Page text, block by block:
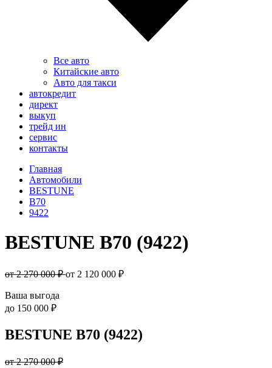
Все авто
Китайские авто
Авто для такси
автокредит
директ
выкуп
трейд ин
сервис
контакты
Главная
Автомобили
BESTUNE
B70
9422
BESTUNE B70 (9422)
от 2 270 000 ₽от 2 120 000 ₽
Ваша выгода
до 150 000 ₽
BESTUNE B70 (9422)
от 2 270 000 ₽